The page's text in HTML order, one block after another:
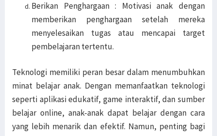
Berikan Penghargaan : Motivasi anak dengan
memberikan penghargaan setelah mereka
menyelesaikan tugas atau mencapai target
pembelajaran tertentu.
Teknologi memiliki peran besar dalam menumbuhkan
minat belajar anak. Dengan memanfaatkan teknologi
seperti aplikasi edukatif, game interaktif, dan sumber
belajar online, anak-anak dapat belajar dengan cara
yang lebih menarik dan efektif. Namun, penting bagi